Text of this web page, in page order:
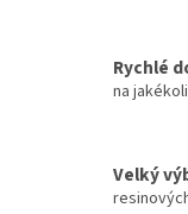
Rychlé
na
Velký